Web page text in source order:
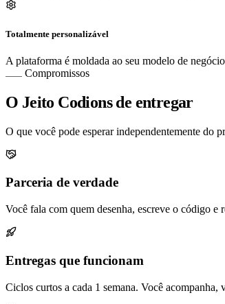
Totalmente personalizável
A plataforma é moldada ao seu modelo de
Compromissos
O Jeito Codions de entregar
O que você pode esperar independentemente do
Parceria de verdade
Você fala com quem desenha, escreve o código
Entregas que funcionam
Ciclos curtos a cada 1 semana. Você acompanha,